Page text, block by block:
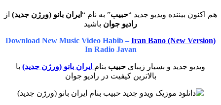
هم اکنون بیننده ویدیو جدید “حبیب” به نام “ ایران بانو (ورژن جدید) از
رادیو جوان باشید
Download New Music Video Habib – Iran Bano (New Version)
In Radio Javan
ویدیو جدید و بسیار زیبای حبیب بنام ایران بانو (ورژن جدید) با
بالاترین کیفیت در رادیو جوان